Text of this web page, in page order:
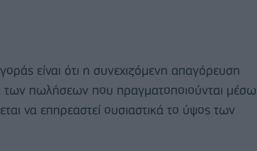
είναι ότι η συνεχιζόμενη απαγόρευση
των πωλήσεων που πραγματοποιούνται μέσω
να επηρεαστεί ουσιαστικά το ύψος των